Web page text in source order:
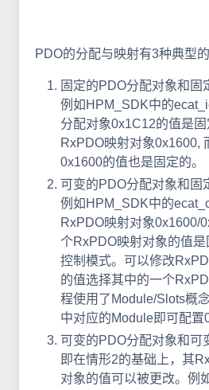
PDO的分配与映射有3种典型的
固定的PDO分配对象和固
例如HPM_SDK中的
分配对象0x1C12的值是
RxPDO映射对象0x1600,
0x1600的值也是固定的。
可变的PDO分配对象和固
例如HPM_SDK中的
RxPDO映射对象0x1600/
个RxPDO映射对象的值
控制模式。可以修改
的值选择其中的一个
程使用了Module/Slots概
中对应的Module即可配置
可变的PDO分配对象和可
即在情形2的基础上，其
对象的值可以被更改。例